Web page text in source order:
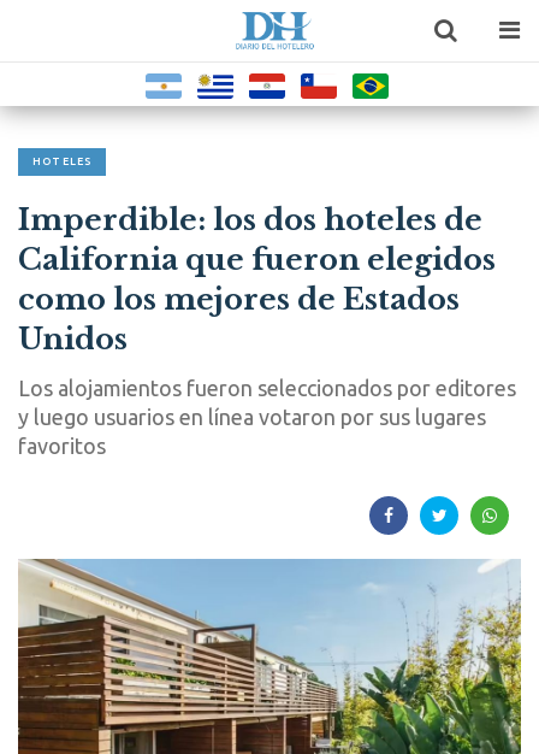
HOTELES
Imperdible: los dos hoteles de
California que fueron elegidos
como los mejores de Estados
Unidos
Los alojamientos fueron seleccionados por editores
y luego usuarios en línea votaron por sus lugares
favoritos